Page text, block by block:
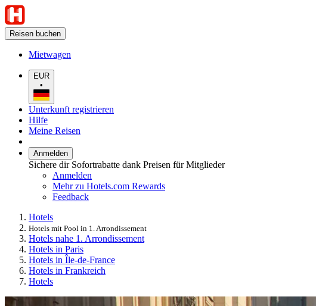
Reisen buchen
Mietwagen
EUR
•
Unterkunft registrieren
Hilfe
Meine Reisen
Anmelden
Sichere dir Sofortrabatte dank Preisen für Mitglieder
Anmelden
Mehr zu Hotels.com Rewards
Feedback
Hotels
Hotels mit Pool in 1. Arrondissement
Hotels nahe 1. Arrondissement
Hotels in Paris
Hotels in Île-de-France
Hotels in Frankreich
Hotels